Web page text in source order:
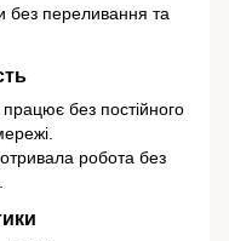
без переливання та
без постійного
робота без